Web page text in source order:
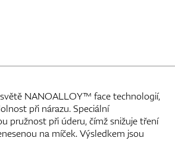
NANOALLOY™ face technologií,
při nárazu. Speciální
pružnost při úderu, čímž snižuje tření
na míček. Výsledkem jsou